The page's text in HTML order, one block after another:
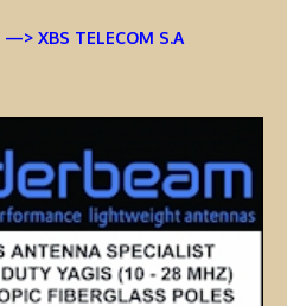
XBS TELECOM S.A